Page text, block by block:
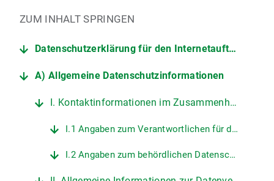
ZUM INHALT SPRINGEN
Datenschutzerklärung für den Internetauftritt der LMU
A) Allgemeine Datenschutzinformationen
I. Kontaktinformationen im Zusammenhang mit dem Internetauftritt der LMU
I.1 Angaben zum Verantwortlichen für den Datenschutz an der LMU
I.2 Angaben zum behördlichen Datenschutzbeauftragten der LMU